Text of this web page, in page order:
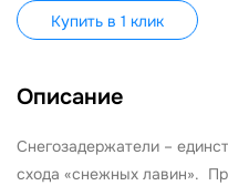
Купить в 1 клик
Описание
Снегозадержатели –
схода «снежных лавин».